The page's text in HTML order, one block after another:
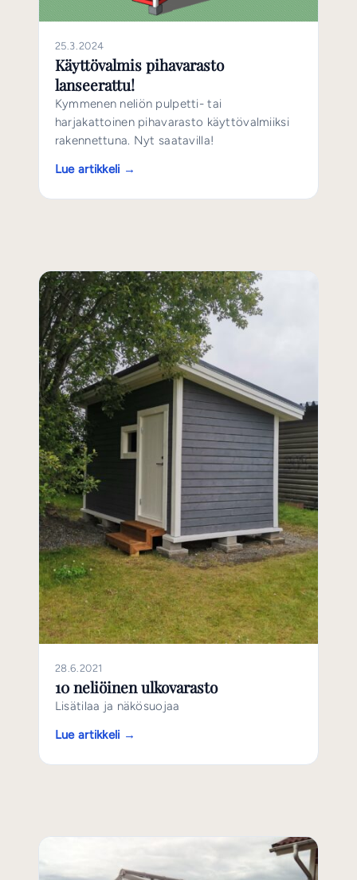
25.3.2024
Käyttövalmis pihavarasto
lanseerattu!
Kymmenen neliön pulpetti- tai
harjakattoinen pihavarasto käyttövalmiiksi
rakennettuna. Nyt saatavilla!
Lue artikkeli →
28.6.2021
10 neliöinen ulkovarasto
Lisätilaa ja näkösuojaa
Lue artikkeli →